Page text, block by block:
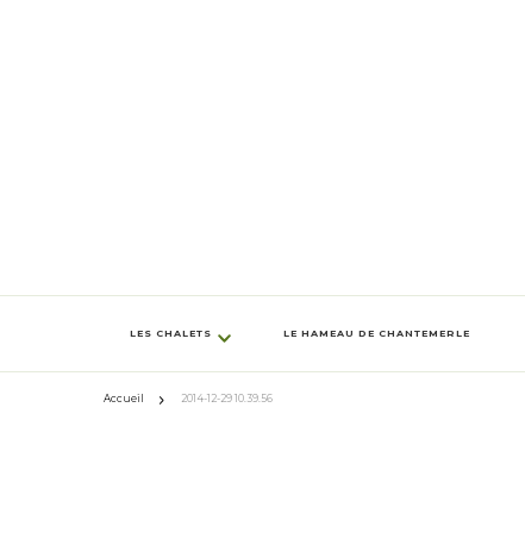
LES CHALETS LE HAMEAU DE CHANTEMERLE
Accueil 2014-12-29 10.39.56